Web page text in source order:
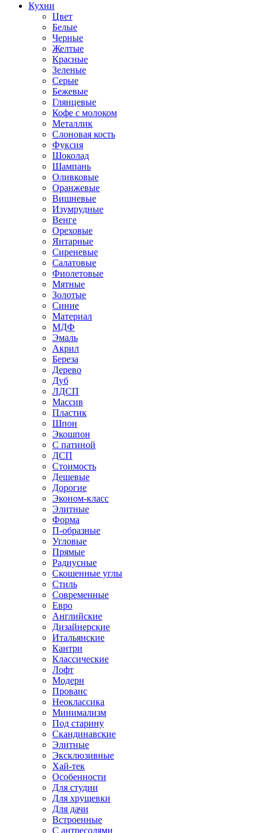
Кухни
Цвет
Белые
Черные
Желтые
Красные
Зеленые
Серые
Бежевые
Глянцевые
Кофе с молоком
Металлик
Слоновая кость
Фуксия
Шоколад
Шампань
Оливковые
Оранжевые
Вишневые
Изумрудные
Венге
Ореховые
Янтарные
Сиреневые
Салатовые
Фиолетовые
Мятные
Золотые
Синие
Материал
МДФ
Эмаль
Акрил
Береза
Дерево
Дуб
ЛДСП
Массив
Пластик
Шпон
Экошпон
С патиной
ДСП
Стоимость
Дешевые
Дорогие
Эконом-класс
Элитные
Форма
П-образные
Угловые
Прямые
Радиусные
Скошенные углы
Стиль
Современные
Евро
Английские
Дизайнерские
Итальянские
Кантри
Классические
Лофт
Модерн
Прованс
Неоклассика
Минимализм
Под старину
Скандинавские
Элитные
Эксклюзивные
Хай-тек
Особенности
Для студии
Для хрущевки
Для дачи
Встроенные
С антресолями